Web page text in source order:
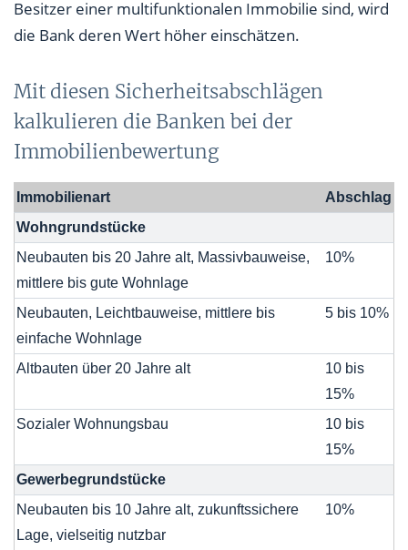
Besitzer einer multifunktionalen Immobilie sind, wird
die Bank deren Wert höher einschätzen.
Mit diesen Sicherheitsabschlägen
kalkulieren die Banken bei der
Immobilienbewertung
Immobilienart
Abschlag
Wohngrundstücke
Neubauten bis 20 Jahre alt, Massivbauweise,
mittlere bis gute Wohnlage
10%
Neubauten, Leichtbauweise, mittlere bis
einfache Wohnlage
5 bis 10%
Altbauten über 20 Jahre alt
10 bis
15%
Sozialer Wohnungsbau
10 bis
15%
Gewerbegrundstücke
Neubauten bis 10 Jahre alt, zukunftssichere
Lage, vielseitig nutzbar
10%